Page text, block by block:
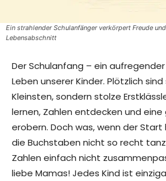
Ein strahlender Schulanfänger verkörpert Freude
Lebensabschnitt
Der Schulanfang – ein
Leben unserer Kinder. Plötzlich
Kleinsten, sondern stolze
lernen, Zahlen entdecken und
erobern. Doch was, wenn der Start
die Buchstaben nicht so recht
Zahlen einfach nicht
liebe Mamas! Jedes Kind ist